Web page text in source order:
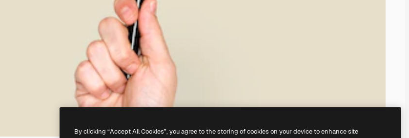
By clicking “Accept All Cookies”, you agree to the storing of cookies on your device to enhance site